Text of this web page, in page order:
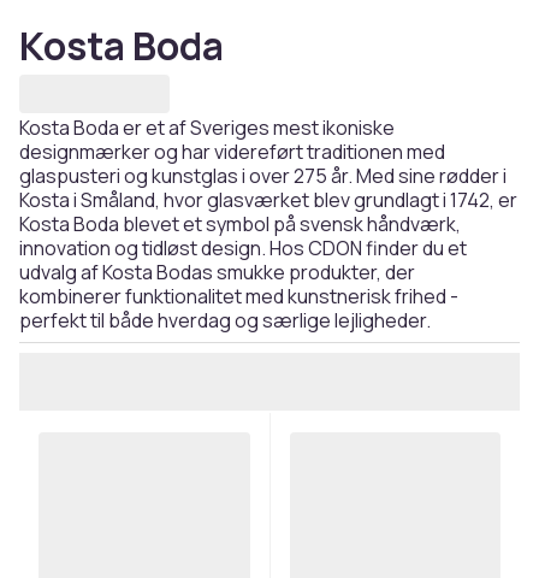
Kosta Boda
Kosta Boda er et af Sveriges mest ikoniske
designmærker og har videreført traditionen med
glaspusteri og kunstglas i over 275 år. Med sine rødder i
Kosta i Småland, hvor glasværket blev grundlagt i 1742, er
Kosta Boda blevet et symbol på svensk håndværk,
innovation og tidløst design. Hos CDON finder du et
udvalg af Kosta Bodas smukke produkter, der
kombinerer funktionalitet med kunstnerisk frihed -
perfekt til både hverdag og særlige lejligheder.